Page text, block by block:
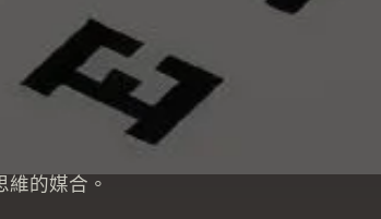
成品卻依然像「酒瓶底」
維的媒合。